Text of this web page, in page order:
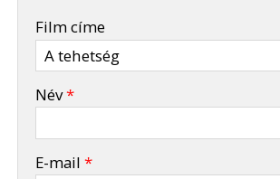
Film címe
Név*
E-mail*